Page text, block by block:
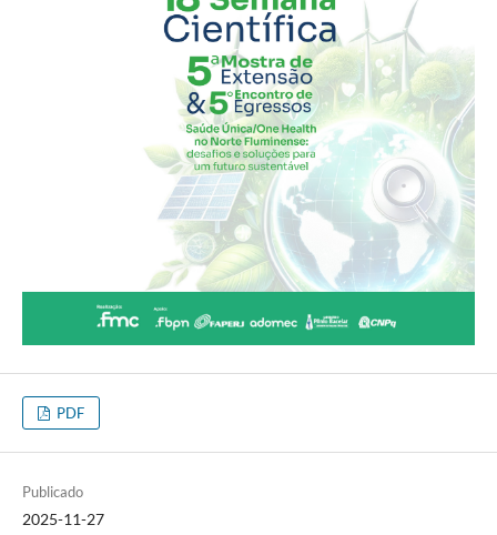
PDF
Publicado
2025-11-27